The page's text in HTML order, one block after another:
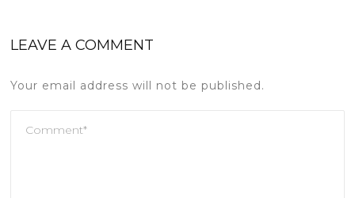
LEAVE A COMMENT
Your email address will not be published.